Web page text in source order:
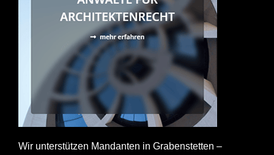
Wir unterstützen Mandanten in Grabenstetten –